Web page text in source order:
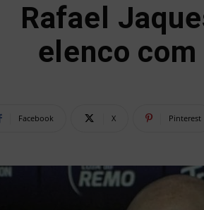
Rafael
elenco
Facebook X Pinterest